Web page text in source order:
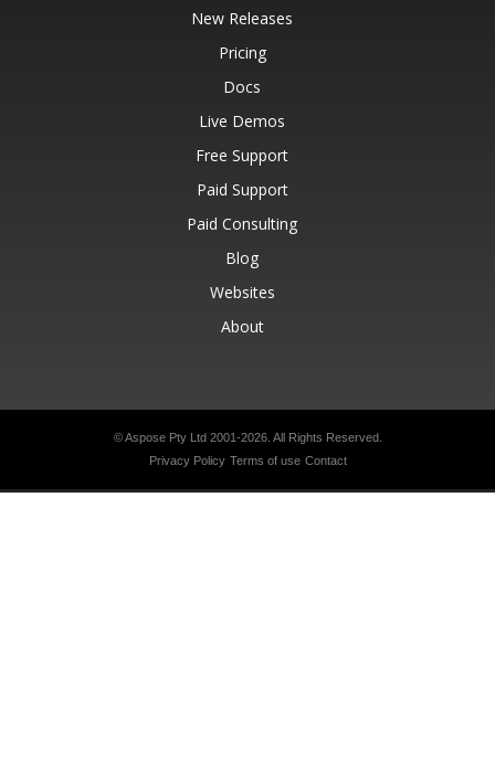
New Releases
Pricing
Docs
Live Demos
Free Support
Paid Support
Paid Consulting
Blog
Websites
About
© Aspose Pty Ltd 2001-2026. All Rights Reserved.
Privacy Policy Terms of use Contact